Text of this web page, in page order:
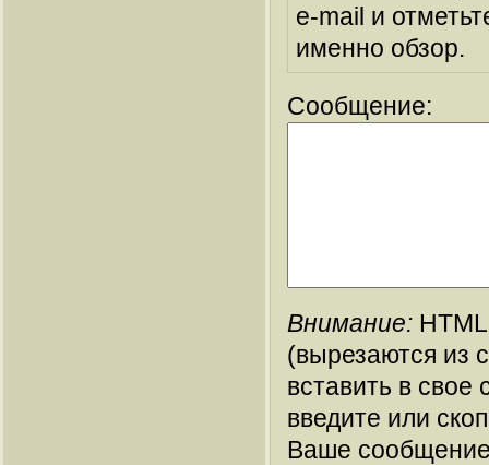
e-mail и
именно обзор.
Сообщение:
Внимание:
(вырезаются из
вставить в
введите или
Ваше